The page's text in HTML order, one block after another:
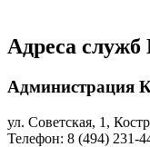
Адреса служб
Администрация
ул. Советская, 1,
Телефон: 8 (494) 231-